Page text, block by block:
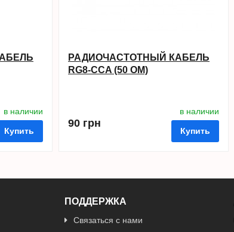
в наличии
Купить
РАДИОЧАСТОТНЫЙ КАБЕЛЬ
RG8-CCA (50 ОМ)
90 грн
в наличии
Купить
ПОДДЕРЖКА
Связаться с нами